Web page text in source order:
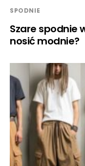
SPODNIE
Szare spodnie
nosić modnie?